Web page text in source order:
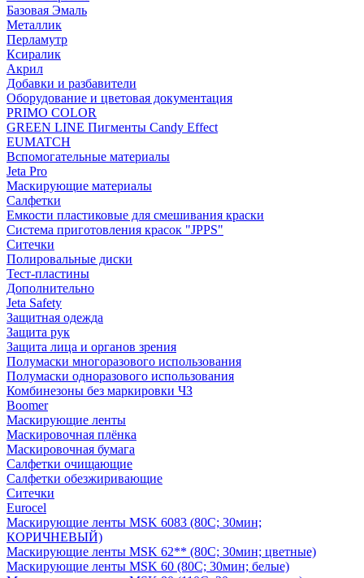
Базовая Эмаль
Металлик
Перламутр
Ксиралик
Акрил
Добавки и разбавители
Оборудование и цветовая документация
PRIMO COLOR
GREEN LINE Пигменты Candy Effect
EUMATCH
Вспомогательные материалы
Jeta Pro
Маскирующие материалы
Салфетки
Емкости пластиковые для смешивания краски
Система приготовления красок "JPPS"
Ситечки
Полировальные диски
Тест-пластины
Дополнительно
Jeta Safety
Защитная одежда
Защита рук
Защита лица и органов зрения
Полумаски многоразового использования
Полумаски одноразового использования
Комбинезоны без маркировки ЧЗ
Boomer
Маскирующие ленты
Маскировочная плёнка
Маскировочная бумага
Салфетки очищающие
Салфетки обезжиривающие
Ситечки
Euroсel
Маскирующие ленты MSK 6083 (80С; 30мин;
КОРИЧНЕВЫЙ)
Маскирующие ленты MSK 62** (80С; 30мин; цветные)
Маскирующие ленты MSK 60 (80С; 30мин; белые)